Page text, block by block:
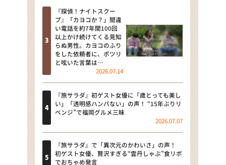
本日はダイアンなり！シーズン２
朝だ！生です旅サラダ
教えて！ニュースライブ 正義の
ミカタ
ＬＩＦＥ～夢のカタチ～
新婚さんいらっしゃい！
ザキ山小屋本館
『探偵！ナイトスクー
プ』「カヨコか？」間違
い電話を約7年間100回
以上かけ続けてくる見知
らぬ男性。カヨコのふり
をした依頼者に、ポツリ
と呟いた言葉は…
2026.07.14
『旅サラダ』初ゲスト女優に「歳とっても美し
い」「透明感ハンパない」の声！ “15年ぶりリ
ベンジ”で福岡グルメ三昧
2026.07.07
『旅サラダ』で「異次元のかわいさ」の声！
初ゲスト女優、贅沢すぎる“雲丹しゃぶ”食リポ
でおちゃめ発言